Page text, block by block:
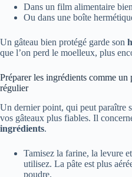
Dans un film alimentaire
Ou dans une boîte
Un gâteau bien protégé garde son
que l’on perd le moelleux, plus
Préparer les ingrédients comme un
régulier
Un dernier point, qui peut paraître
vos gâteaux plus fiables. Il
ingrédients.
Tamisez la farine, la levure
utilisez. La pâte est plus
poudre.